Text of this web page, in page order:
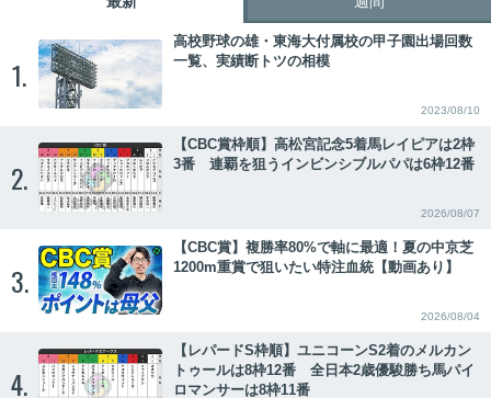
1.
高校野球の雄・東海大付属校の甲子園出場回数
一覧、実績断トツの相模
2023/08/10
2.
【CBC賞枠順】高松宮記念5着馬レイピアは2枠
3番 連覇を狙うインビンシブルパパは6枠12番
2026/08/07
3.
【CBC賞】複勝率80%で軸に最適！夏の中京芝
1200m重賞で狙いたい特注血統【動画あり】
2026/08/04
4.
【レパードS枠順】ユニコーンS2着のメルカン
トゥールは8枠12番 全日本2歳優駿勝ち馬パイ
ロマンサーは8枠11番